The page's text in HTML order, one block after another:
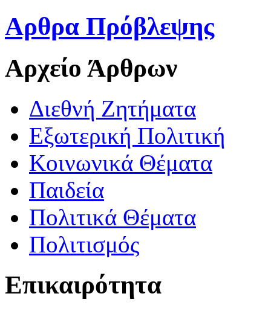
Αρθρα Πρόβλεψης
Αρχείο Άρθρων
Διεθνή Ζητήματα
Εξωτερική Πολιτική
Κοινωνικά Θέματα
Παιδεία
Πολιτικά Θέματα
Πολιτισμός
Επικαιρότητα